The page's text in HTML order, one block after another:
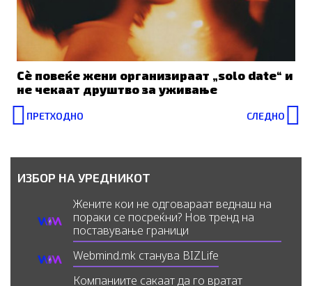
Сè повеќе жени организираат „solo date“ и
не чекаат друштво за уживање
Prev
ПРЕТХОДНО СЛЕДНО
ИЗБОР НА УРЕДНИКОТ
Жените кои не одговараат веднаш на
пораки се посреќни? Нов тренд на
поставување граници
Webmind.mk станува BIZLife
Компаниите сакаат да го вратат